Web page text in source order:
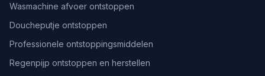
Wasmachine afvoer ontstoppen
Doucheputje ontstoppen
Professionele ontstoppingsmiddelen
Regenpijp ontstoppen en herstellen